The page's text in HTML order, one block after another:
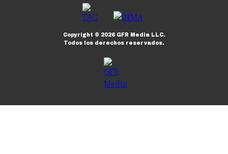
Copyright © 2026GFR Media LLC.
Todos los derechos reservados.